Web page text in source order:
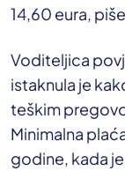
14,60 eura, piše
Voditeljica
istaknula je
teškim
Minimalna
godine, kada